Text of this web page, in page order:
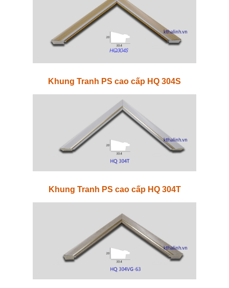
Khung Tranh PS cao cấp HQ 304S
Khung Tranh PS cao cấp HQ 304T